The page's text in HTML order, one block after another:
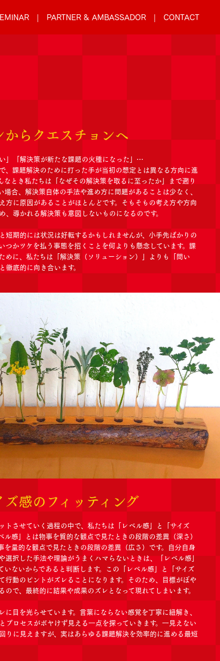
PARTNER & AMBASSADOR CONTACT
からクエスチョンへ
」「解決策が新たな課題の火種になった」…
課題解決のために打った手が当初の想定とは異なる方向に進
なとき私たちは「なぜその解決策を取るに至ったか」まで遡り
場合、解決策自体の手法や進め方に問題があることは少なく、
方に原因があることがほとんどです。そもそもの考え方や方向
、導かれる解決策も意図しないものになるのです。
期的には状況は好転するかもしれませんが、小手先ばかりの
つかツケを払う事態を招くことを何よりも懸念しています。課
めに、私たちは「解決策（ソリューション）」よりも「問い
徹底的に向き合います。
感のフィッティング
させていく過程の中で、私たちは「レベル感」と「サイズ
ル感」とは物事を質的な観点で見たときの段階の差異（深さ）
を量的な観点で見たときの段階の差異（広さ）です。自分自身
選択した手法や理論がうまくハマらないときは、「レベル感」
いないからであると判断します。この「レベル感」と「サイズ
行動のピントがズレることになります。そのため、目標がぼや
ので、最終的に結果や成果のズレとなって現れてしまいます。
目を光らせています。言葉にならない感覚を丁寧に紐解き、
プロセスがボヤけず見える一点を探っていきます。一見えない
りに見えますが、実はあらゆる課題解決を効率的に進める最短